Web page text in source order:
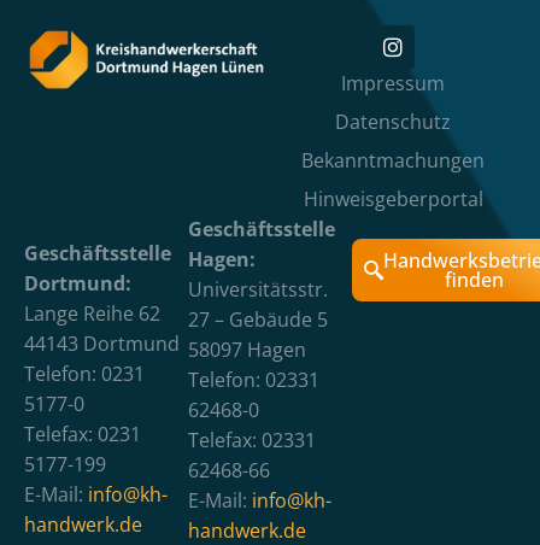
Impressum
Datenschutz
Bekanntmachungen
Hinweisgeberportal
Geschäftsstelle
Dortmund:
Lange Reihe 62
44143 Dortmund
Telefon: 0231
5177-0
Telefax: 0231
5177-199
E-Mail: info@kh-
handwerk.de
Geschäftsstelle
Hagen:
Universitätsstr.
27 – Gebäude 5
58097 Hagen
Telefon: 02331
62468-0
Telefax: 02331
62468-66
E-Mail: info@kh-
handwerk.de
finden